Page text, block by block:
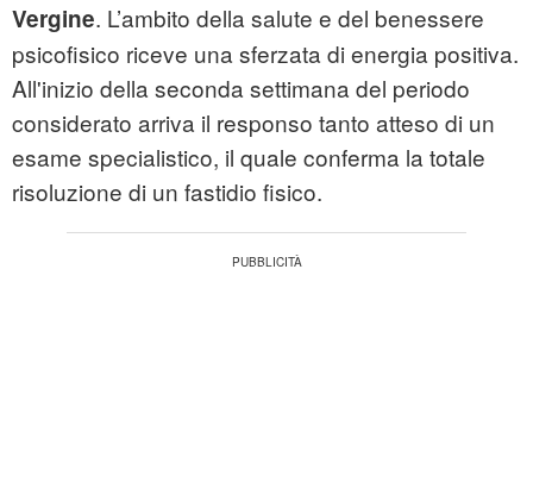
Vergine. L’ambito della salute e del benessere
psicofisico riceve una sferzata di energia positiva.
All'inizio della seconda settimana del periodo
considerato arriva il responso tanto atteso di un
esame specialistico, il quale conferma la totale
risoluzione di un fastidio fisico.